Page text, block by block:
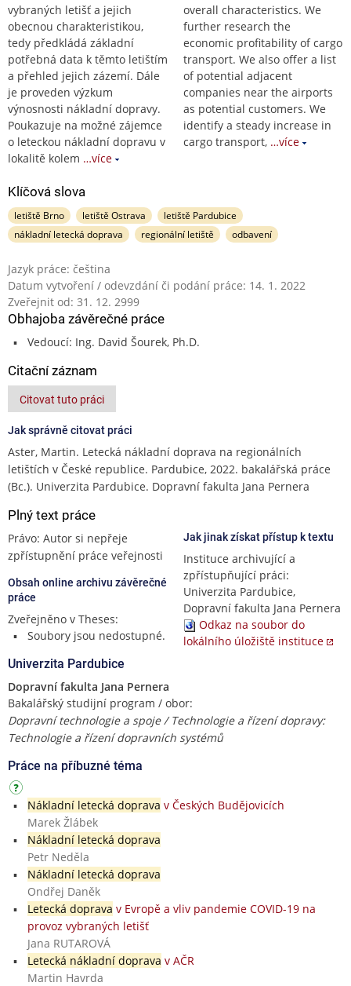
vybraných letišť a jejich
obecnou charakteristikou,
tedy předkládá základní
potřebná data k těmto letištím
a přehled jejich zázemí. Dále
je proveden výzkum
výnosnosti nákladní dopravy.
Poukazuje na možné zájemce
o leteckou nákladní dopravu v
lokalitě kolem …více
overall characteristics. We
further research the
economic profitability of cargo
transport. We also offer a list
of potential adjacent
companies near the airports
as potential customers. We
identify a steady increase in
cargo transport, …více
Klíčová slova
letiště Brno letiště Ostrava
letiště Pardubice
nákladní letecká doprava
regionální letiště odbavení
Jazyk práce: čeština
Datum vytvoření / odevzdání či podání práce: 14. 1. 2022
Zveřejnit od: 31. 12. 2999
Obhajoba závěrečné práce
Vedoucí: Ing. David Šourek, Ph.D.
Citační záznam
Citovat tuto práci
Jak správně citovat práci
Aster, Martin. Letecká nákladní doprava na regionálních
letištích v České republice. Pardubice, 2022. bakalářská práce
(Bc.). Univerzita Pardubice. Dopravní fakulta Jana Pernera
Plný text práce
Právo: Autor si nepřeje
zpřístupnění práce veřejnosti
Obsah online archivu závěrečné
práce
Zveřejněno v Theses:
Soubory jsou nedostupné.
Jak jinak získat přístup k textu
Instituce archivující a
zpřístupňující práci:
Univerzita Pardubice,
Dopravní fakulta Jana Pernera
Odkaz na soubor do
lokálního úložiště instituce
Univerzita Pardubice
Dopravní fakulta Jana Pernera
Bakalářský studijní program / obor:
Dopravní technologie a spoje / Technologie a řízení dopravy:
Technologie a řízení dopravních systémů
Práce na příbuzné téma
Nákladní letecká doprava v Českých Budějovicích
Marek Žlábek
Nákladní letecká doprava
Petr Neděla
Nákladní letecká doprava
Ondřej Daněk
Letecká doprava v Evropě a vliv pandemie COVID-19 na
provoz vybraných letišť
Jana RUTAROVÁ
Letecká nákladní doprava v AČR
Martin Havrda